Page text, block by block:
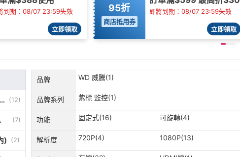
到期：08/07 23:59失效
立即領取
95折
商店抵用券
即將到期：08/07 23:59失效
立即領取
(12)
(7)
) (2)
品牌 WD 威騰(1)
品牌系列 紫標 監控(1)
功能 固定式(16) 可旋轉(4)
解析度 720P(4) 1080P(13)